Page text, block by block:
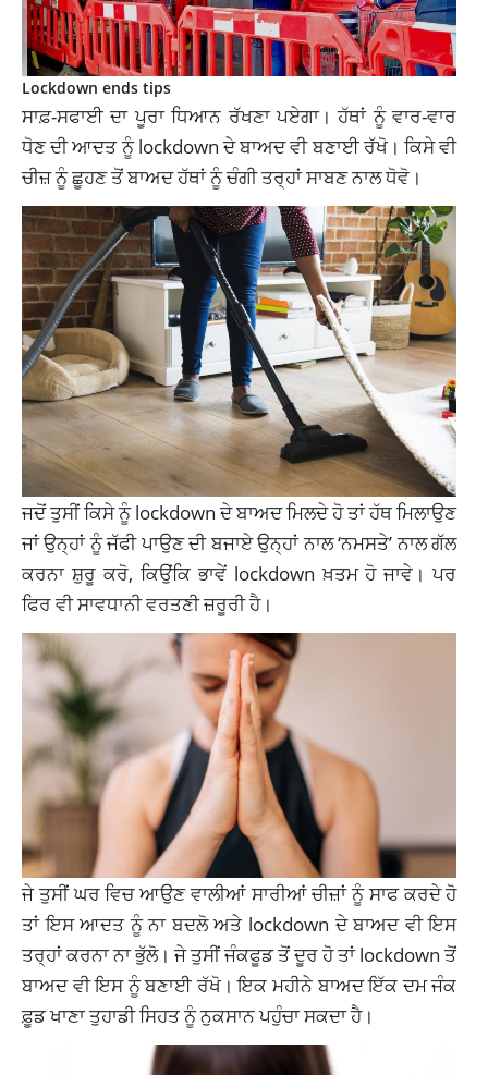
Lockdown ends tips
ਸਾਫ਼-ਸਫਾਈ ਦਾ ਪੂਰਾ ਧਿਆਨ ਰੱਖਣਾ ਪਏਗਾ। ਹੱਥਾਂ ਨੂੰ ਵਾਰ-ਵਾਰ
ਧੋਣ ਦੀ ਆਦਤ ਨੂੰ lockdown ਦੇ ਬਾਅਦ ਵੀ ਬਣਾਈ ਰੱਖੋ। ਕਿਸੇ ਵੀ
ਚੀਜ਼ ਨੂੰ ਛੂਹਣ ਤੋਂ ਬਾਅਦ ਹੱਥਾਂ ਨੂੰ ਚੰਗੀ ਤਰ੍ਹਾਂ ਸਾਬਣ ਨਾਲ ਧੋਵੋ।
ਜਦੋਂ ਤੁਸੀਂ ਕਿਸੇ ਨੂੰ lockdown ਦੇ ਬਾਅਦ ਮਿਲਦੇ ਹੋ ਤਾਂ ਹੱਥ ਮਿਲਾਉਣ
ਜਾਂ ਉਨ੍ਹਾਂ ਨੂੰ ਜੱਫੀ ਪਾਉਣ ਦੀ ਬਜਾਏ ਉਨ੍ਹਾਂ ਨਾਲ ‘ਨਮਸਤੇ’ ਨਾਲ ਗੱਲ
ਕਰਨਾ ਸ਼ੁਰੂ ਕਰੋ, ਕਿਉਂਕਿ ਭਾਵੇਂ lockdown ਖ਼ਤਮ ਹੋ ਜਾਵੇ। ਪਰ
ਫਿਰ ਵੀ ਸਾਵਧਾਨੀ ਵਰਤਣੀ ਜ਼ਰੂਰੀ ਹੈ।
ਜੇ ਤੁਸੀਂ ਘਰ ਵਿਚ ਆਉਣ ਵਾਲੀਆਂ ਸਾਰੀਆਂ ਚੀਜ਼ਾਂ ਨੂੰ ਸਾਫ ਕਰਦੇ ਹੋ
ਤਾਂ ਇਸ ਆਦਤ ਨੂੰ ਨਾ ਬਦਲੋ ਅਤੇ lockdown ਦੇ ਬਾਅਦ ਵੀ ਇਸ
ਤਰ੍ਹਾਂ ਕਰਨਾ ਨਾ ਭੁੱਲੋ। ਜੇ ਤੁਸੀਂ ਜੰਕਫੂਡ ਤੋਂ ਦੂਰ ਹੋ ਤਾਂ lockdown ਤੋਂ
ਬਾਅਦ ਵੀ ਇਸ ਨੂੰ ਬਣਾਈ ਰੱਖੋ। ਇਕ ਮਹੀਨੇ ਬਾਅਦ ਇੱਕ ਦਮ ਜੰਕ
ਫ਼ੂਡ ਖਾਣਾ ਤੁਹਾਡੀ ਸਿਹਤ ਨੂੰ ਨੁਕਸਾਨ ਪਹੁੰਚਾ ਸਕਦਾ ਹੈ।